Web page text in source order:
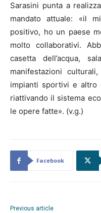
Sarasini punta a
mandato attuale: «il
positivo, ho un paese
molto collaborativi.
casetta dell’acqua,
manifestazioni
impianti sportivi e altro
riattivando il sistema
le opere fatte». (v.g.)
Facebook
Previous article